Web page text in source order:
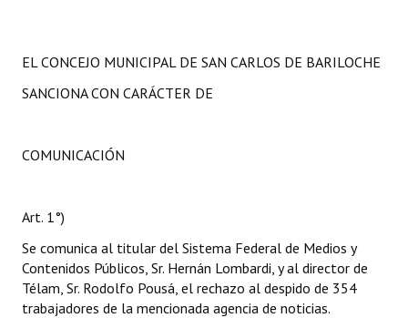
EL CONCEJO MUNICIPAL DE SAN CARLOS DE BARILOCHE
SANCIONA CON CARÁCTER DE
COMUNICACIÓN
Art. 1°)
Se comunica al titular del Sistema Federal de Medios y
Contenidos Públicos, Sr. Hernán Lombardi, y al director de
Télam, Sr. Rodolfo Pousá, el rechazo al despido de 354
trabajadores de la mencionada agencia de noticias.